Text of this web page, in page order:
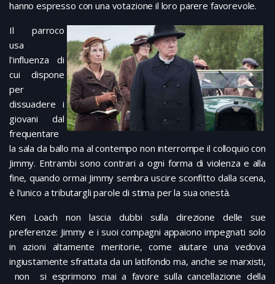
hanno espresso con una votazione il loro parere favorevole.
Il parroco
usa
l’influenza di
cui dispone
per
dissuadere i
giovani dal
frequentare
la sala da ballo ma al contempo non interrompe il colloquio con
Jimmy. Entrambi sono contrari a ogni forma di violenza e alla
fine, quando ormai Jimmy sembra uscire sconfitto dalla scena,
è l’unico a tributargli parole di stima per la sua onestà.
Ken Loach non lascia dubbi sulla direzione delle sue
preferenze: Jimmy e i suoi compagni appaiono impegnati solo
in azioni altamente meritorie, come aiutare una vedova
ingiustamente sfrattata da un latifondo ma, anche se marxisti,
non si esprimono mai a favore sulla cancellazione della